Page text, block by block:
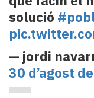
solució
— jordi
30 d’agost